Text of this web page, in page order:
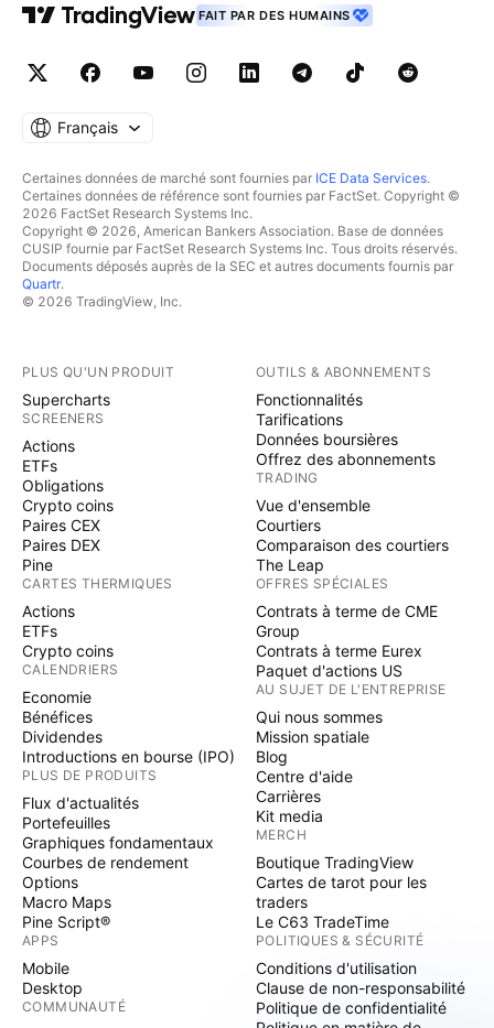
FAIT PAR DES HUMAINS
Français
Certaines données de marché sont fournies par ICE Data Services.
Certaines données de référence sont fournies par FactSet. Copyright ©
2026 FactSet Research Systems Inc.
Copyright © 2026, American Bankers Association. Base de données
CUSIP fournie par FactSet Research Systems Inc. Tous droits réservés.
Documents déposés auprès de la SEC et autres documents fournis par
Quartr.
© 2026 TradingView, Inc.
PLUS QU'UN PRODUIT
Supercharts
SCREENERS
Actions
ETFs
Obligations
Crypto coins
Paires CEX
Paires DEX
Pine
CARTES THERMIQUES
Actions
ETFs
Crypto coins
CALENDRIERS
Economie
Bénéfices
Dividendes
Introductions en bourse (IPO)
PLUS DE PRODUITS
Flux d'actualités
Portefeuilles
Graphiques fondamentaux
Courbes de rendement
Options
Macro Maps
Pine Script®
APPS
Mobile
Desktop
COMMUNAUTÉ
OUTILS & ABONNEMENTS
Fonctionnalités
Tarifications
Données boursières
Offrez des abonnements
TRADING
Vue d'ensemble
Courtiers
Comparaison des courtiers
The Leap
OFFRES SPÉCIALES
Contrats à terme de CME
Group
Contrats à terme Eurex
Paquet d'actions US
AU SUJET DE L'ENTREPRISE
Qui nous sommes
Mission spatiale
Blog
Centre d'aide
Carrières
Kit media
MERCH
Boutique TradingView
Cartes de tarot pour les
traders
Le C63 TradeTime
POLITIQUES & SÉCURITÉ
Conditions d'utilisation
Clause de non-responsabilité
Politique de confidentialité